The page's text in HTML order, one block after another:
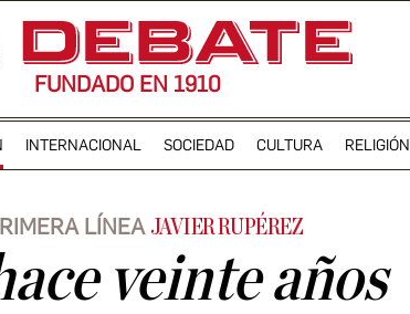
FUNDADO EN 1910
INTERNACIONAL SOCIEDAD CULTURA RELIGIÓN
LÍNEA JAVIER RUPÉREZ
veinte años